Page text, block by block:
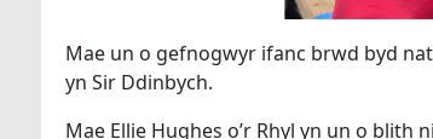
Mae un o gefnogwyr ifanc brwd byd
yn Sir Ddinbych.
Mae Ellie Hughes o’r Rhyl yn un o